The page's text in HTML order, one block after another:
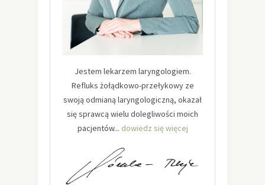
Jestem lekarzem laryngologiem.
Refluks żołądkowo-przełykowy ze
swoją odmianą laryngologiczną, okazał
się sprawcą wielu dolegliwości moich
pacjentów... dowiedz się więcej